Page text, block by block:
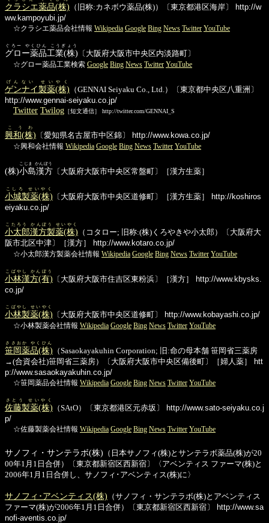
クラシエ薬品(株) （旧称:カネボウ薬品(株)）〔東京都港区海岸〕
http://w
ww.kampoyubi.jp/
☆クラシエ薬品会社情報 Wikipedia Google Bing News Twitter YouTube
グロー薬品工業(株)
ぐろー やくひん こうぎょう
〔大阪府大阪市中央区内淡路町〕
☆グロー薬品工業検索 Google Bing News Twitter YouTube
ゲンナイ製薬(株)
げんない せいやく
（GENNAI Seiyaku Co., Ltd.）〔東京都中央区八重洲〕
http://www.gennai-seiyaku.co.jp/
Twitter Twilog ［短文通信］ http://twitter.com/GENNAI_S
興和(株)
こうわ
〔愛知県名古屋市中区錦〕
http://www.kowa.co.jp/
☆興和会社情報 Wikipedia Google Bing News Twitter YouTube
(株)小島漢方
こじま かんぽう
〔大阪府大阪市中央区常盤町〕［漢方生薬］
小城製薬(株)
こしろ せいやく
〔大阪府大阪市中央区道修町〕［漢方生薬］
http://koshiros
eiyaku.co.jp/
小太郎漢方製薬(株)
こたろう かんぽう せいやく
（コタロー; 旧称:(株)くろやきや小太郎）〔大阪府大
阪市北区中津〕［漢方］
http://www.kotaro.co.jp/
☆小太郎漢方製薬会社情報 Wikipedia Google Bing News Twitter YouTube
小林漢方(有)
こばやし かんぽう
〔大阪府大阪市住吉区東粉浜〕［漢方］
http://www.kbysks.
co.jp/
小林製薬(株)
こばやし せいやく
〔大阪府大阪市中央区道修町〕
http://www.kobayashi.co.jp/
☆小林製薬会社情報 Wikipedia Google Bing News Twitter YouTube
笹岡薬品(株)
ささおか やくひん
（Sasaokayakuhin Corporation; 旧:命の母本舗 笹岡省三薬房
→(合資会社)笹岡省三薬房）〔大阪府大阪市中央区備後町〕［婦人薬］
htt
p://www.sasaokayakuhin.co.jp/
☆笹岡薬品会社情報 Wikipedia Google Bing News Twitter YouTube
佐藤製薬(株)
さとう せいやく
（SAtO）〔東京都港区元赤坂〕
http://www.sato-seiyaku.co.j
p/
☆佐藤製薬会社情報 Wikipedia Google Bing News Twitter YouTube
サノフィ・サンテラボ(株) （日本サノフィ(株)とサンテラボ薬品(株)が20
00年1月1日合併）〔東京都新宿区西新宿〕〈アベンティス ファーマ(株)と
2006年1月1日合併し、サノフィ･アベンティス(株)に〉
サノフィ･アベンティス(株) （サノフィ・サンテラボ(株)とアベンティス
ファーマ(株)が2006年1月1日合併）〔東京都新宿区西新宿〕
http://www.sa
nofi-aventis.co.jp/